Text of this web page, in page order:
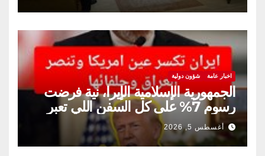
اخبار عامة شؤون دولية
الجمهورية الإسلامية الإيرا، نية فرضت
رسوم 7% على كل السفن اللي تعبر
مضيق هرمز
أغسطس 5, 2026